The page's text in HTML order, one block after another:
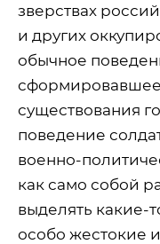
зверствах
и других
обычное
существования
поведение
военно-
как само собой
выделять какие-
особо жестокие